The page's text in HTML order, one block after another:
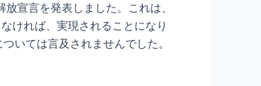
宣言を発表しました。これは、
ければ、実現されることになり
いては言及されませんでした。